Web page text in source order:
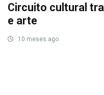
Circuito cultural
e arte
10 meses ago